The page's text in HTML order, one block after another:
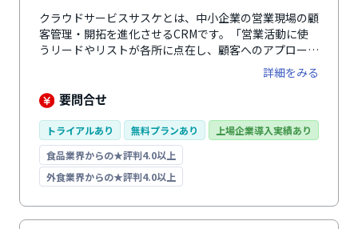
クラウドサービスサスケとは、中小企業の営業現場の顧
客管理・開拓を進化させるCRMです。「営業活動に使
うリードやリストが各所に点在し、顧客へのアプローチ
状況が担当者にしかわからない」といった状況を解消し
ます。さまざまなルートで獲得した顧客リードを一元管
理し、営業状況を組織全体で共有・可視化できる状態に
信自動化や営業リードの育成、AIによる営業活動支援な
ど、営業成果拡大につながる機能も搭載。解約率の低さ
と長い歴史を誇る、誰にでも使いやすい国産ツールで
す。
詳細をみる
要問合せ
トライアルあり 無料プランあり
上場企業導入実績あり
食品業界からの★評判4.0以上
外食業界からの★評判4.0以上